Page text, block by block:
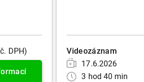
DPH)
Videozáznam
17.6.2026
3 hod 40 min